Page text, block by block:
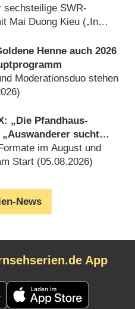
sechsteilige SWR-
Mai Duong Kieu („In
Henne auch 2026
Moderationsduo stehen
„Die Pfandhaus-
sucht
im August und
Start (05.08.2026)
News
App